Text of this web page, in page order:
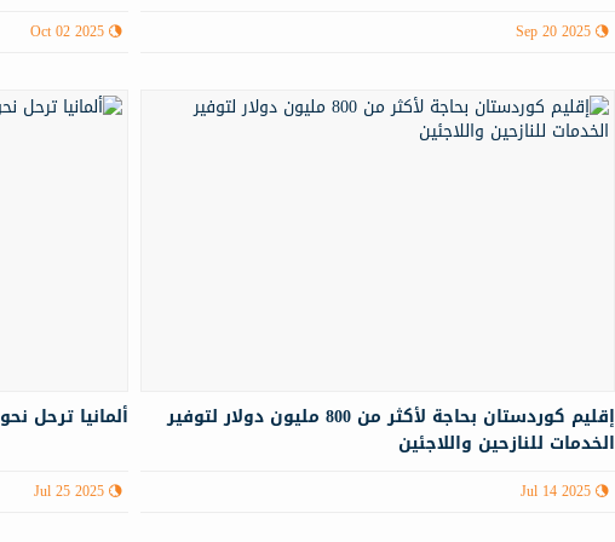
Oct 02 2025 Sep 20 2025
ألمانيا ترحل نحو 12 ألف مهاجر بشكل قسري خلال 2025
Jul 25 2025
إقليم كوردستان بحاجة لأكثر من 800 مليون دولار لتوفير
الخدمات للنازحين واللاجئين
Jul 14 2025